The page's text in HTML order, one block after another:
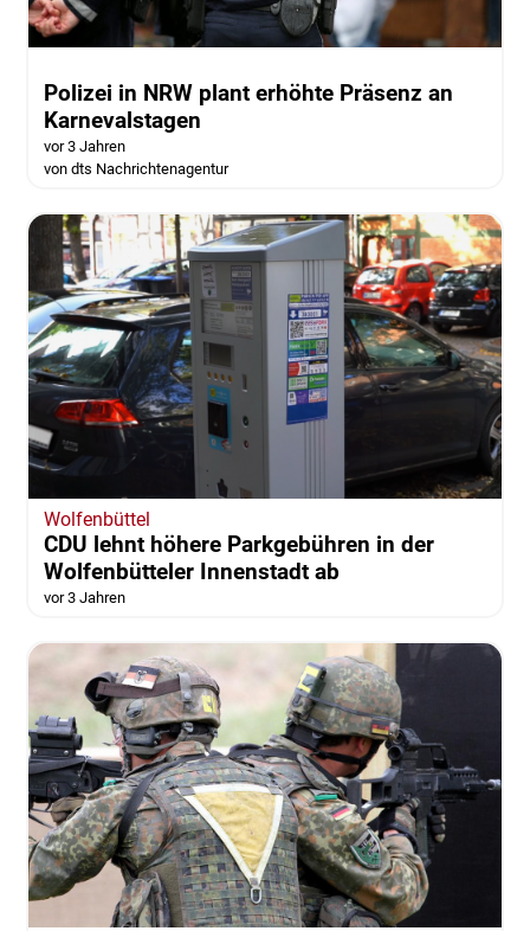
Polizei in NRW plant erhöhte Präsenz an
Karnevalstagen
vor 3 Jahren
von dts Nachrichtenagentur
Wolfenbüttel
CDU lehnt höhere Parkgebühren in der
Wolfenbütteler Innenstadt ab
vor 3 Jahren